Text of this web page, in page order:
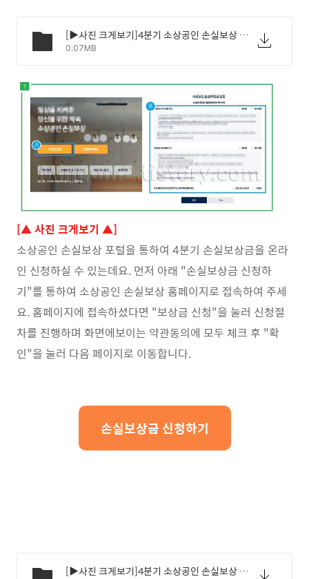
[▶사진 크게보기]4분기 소상공인 손실보상 신청시기 신청방법 - 01.jpg
0.07MB
[▲ 사진 크게보기 ▲]
소상공인 손실보상 포털을 통하여 4분기 손실보상금을 온라
인 신청하실 수 있는데요. 먼저 아래 "손실보상금 신청하
기"를 통하여 소상공인 손실보상 홈페이지로 접속하여 주세
요. 홈페이지에 접속하셨다면 "보상금 신청"을 눌러 신청절
차를 진행하며 화면에보이는 약관동의에 모두 체크 후 "확
인"을 눌러 다음 페이지로 이동합니다.
손실보상금 신청하기
[▶사진 크게보기]4분기 소상공인 손실보상 신청시기 신청방법 - 02.jpg